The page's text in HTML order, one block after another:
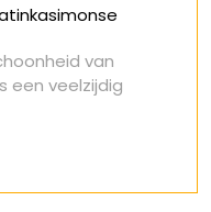
van
een veelzijdig